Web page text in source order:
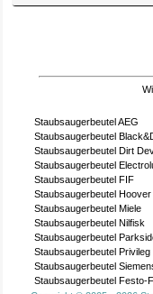
Staubsaugerbeutel AEG
Staubsaugerbeutel
Staubsaugerbeutel Dirt
Staubsaugerbeutel
Staubsaugerbeutel FIF
Staubsaugerbeutel Hoover
Staubsaugerbeutel Miele
Staubsaugerbeutel Nilfisk
Staubsaugerbeutel
Staubsaugerbeutel Privileg
Staubsaugerbeutel
Staubsaugerbeutel Festo-